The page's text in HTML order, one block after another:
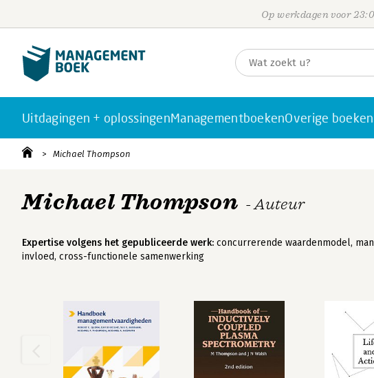
Op werkdagen voor
Uitdagingen + oplossingenManagementboekenOverige boeken
Michael Thompson
Michael Thompson - Auteur
Expertise volgens het gepubliceerde werk: concurrerende waardenmodel,
invloed, cross-functionele samenwerking